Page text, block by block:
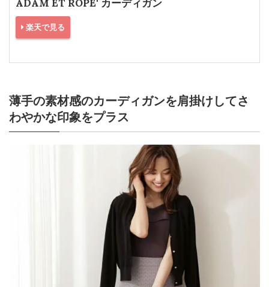
ADAM ET ROPE' カーディガン
楽天で見る
薄手の素材感のカーディガンを肩掛けしてさ
わやかな印象をプラス